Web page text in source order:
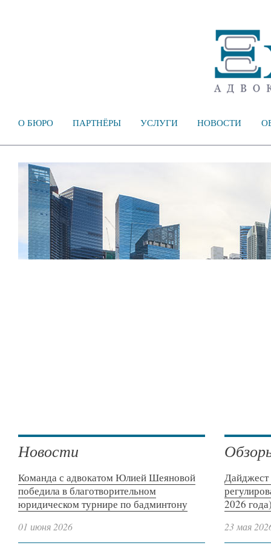
О БЮРО ПАРТНЁРЫ УСЛУГИ НОВОСТИ
Новости
Команда с адвокатом Юлией Шеяновой
победила в благотворительном
юридическом турнире по бадминтону
01 июня 2026
Дайджест
2026
23 мая